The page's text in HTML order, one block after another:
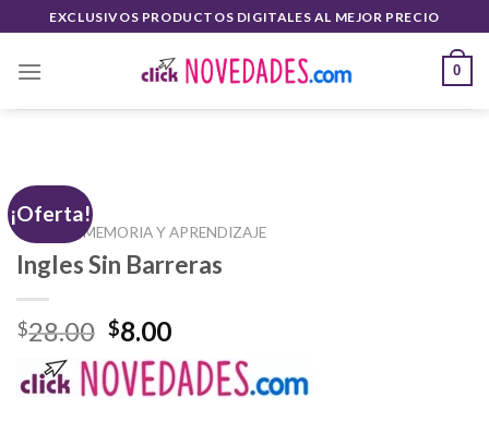
al
contenido
EXCLUSIVOS PRODUCTOS DIGITALES AL MEJOR PRECIO
0
¡Oferta!
INICIO MEMORIA Y APRENDIZAJE
Ingles Sin Barreras
$28.00 El
precio
original
$8.00El
precio
actual